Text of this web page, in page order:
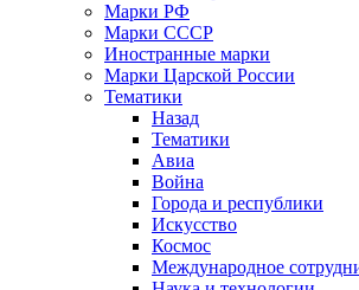
Марки РФ
Марки СССР
Иностранные марки
Марки Царской России
Тематики
Назад
Тематики
Авиа
Война
Города и республики
Искусство
Космос
Международное